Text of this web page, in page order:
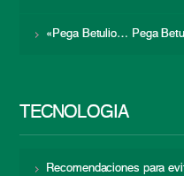
«Pega Betulio… Pega
TECNOLOGÍA
Recomendaciones para